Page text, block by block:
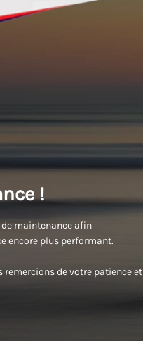
!
maintenance afin
encore plus performant.
remercions de votre patience et